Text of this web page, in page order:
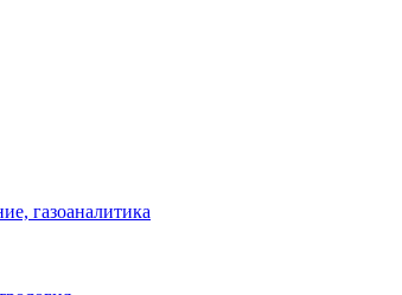
газоаналитика